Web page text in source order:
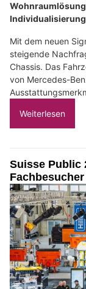
Mit dem neuen
steigende
Chassis. Das
von Mercedes-
Weiterlesen
Suisse Public